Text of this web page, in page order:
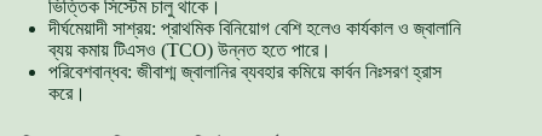
ভিত্তিক সিস্টেম চালু থাকে।
দীর্ঘমেয়াদী সাশ্রয়: প্রাথমিক বিনিয়োগ বেশি হলেও কার্যকাল ও জ্বালানি
ব্যয় কমায় টিএসও (TCO) উন্নত হতে পারে।
পরিবেশবান্ধব: জীবাশ্ম জ্বালানির ব্যবহার কমিয়ে কার্বন নিঃসরণ হ্রাস
করে।